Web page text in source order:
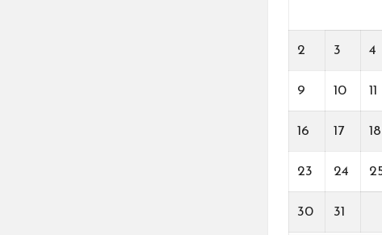
2 3 4
9 10 11
16 17 18
23 24
30 31